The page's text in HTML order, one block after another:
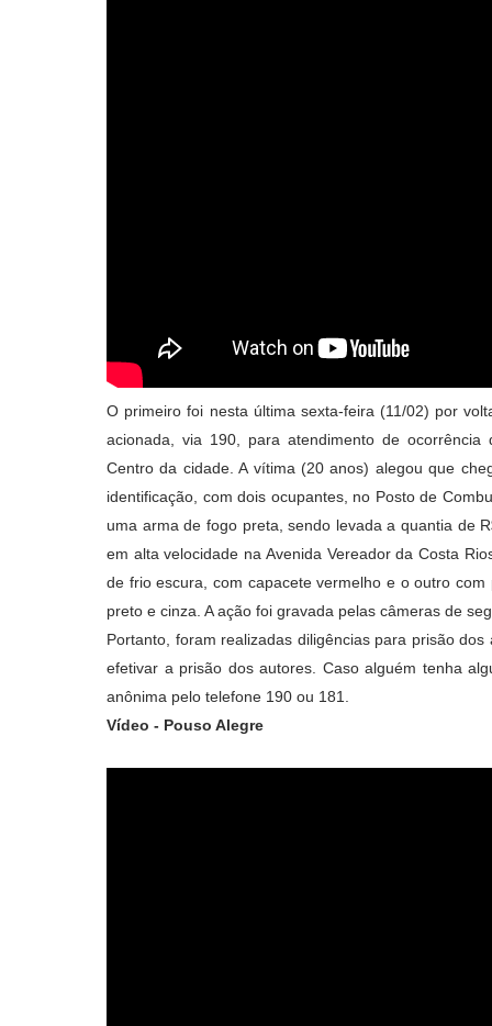
O primeiro foi nesta última sexta-feira (11/02) por
acionada, via 190, para atendimento de ocorrência
Centro da cidade. A vítima (20 anos) alegou que
identificação, com dois ocupantes, no Posto de
uma arma de fogo preta, sendo levada a quantia de
em alta velocidade na Avenida Vereador da Costa
de frio escura, com capacete vermelho e o outro
preto e cinza. A ação foi gravada pelas câmeras de
Portanto, foram realizadas diligências para prisão
efetivar a prisão dos autores. Caso alguém tenha
anônima pelo telefone 190 ou 181.
Vídeo - Pouso Alegre